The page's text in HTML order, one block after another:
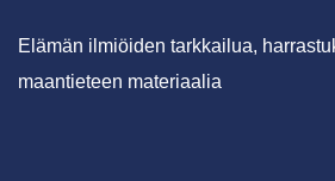
Elämän ilmiöiden tarkkailua,
maantieteen materiaalia